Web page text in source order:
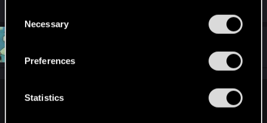
and tweak your preferences regarding them in the
Necessary
Preferences
Statistics
Aug 25, 2018
Marinero said: